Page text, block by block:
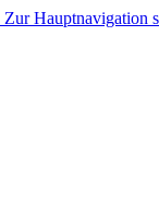
Zur Hauptnavigation